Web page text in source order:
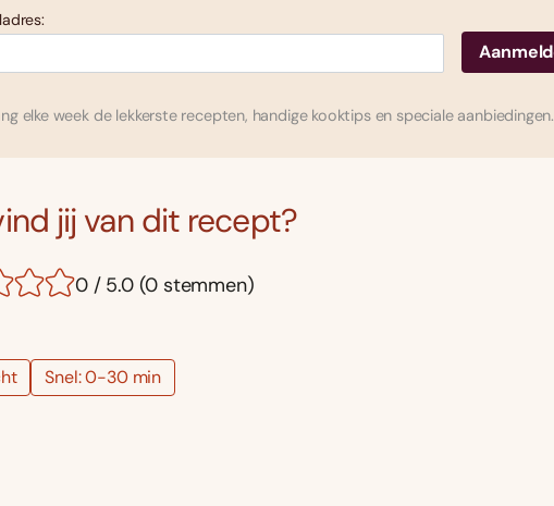
elke week de lekkerste recepten, handige kooktips en speciale aanbiedingen.
jij van dit recept?
0 / 5.0 (0 stemmen)
Snel: 0-30 min